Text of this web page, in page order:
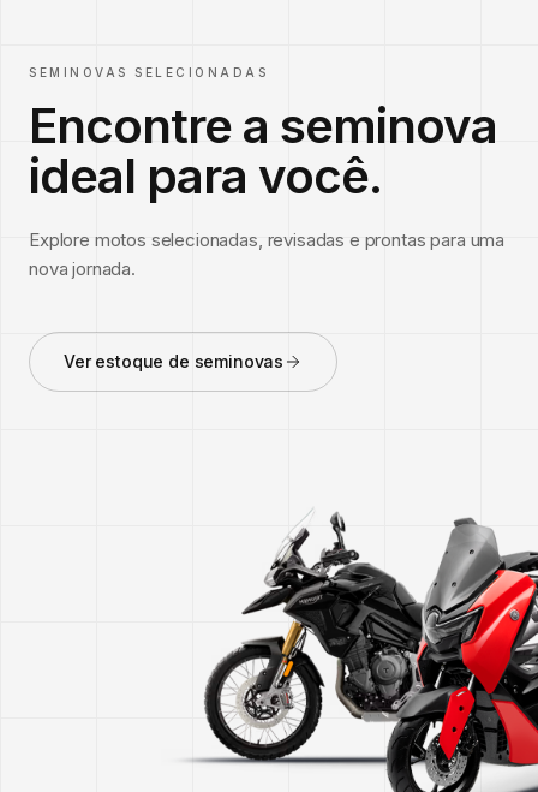
SEMINOVAS SELECIONADAS
Encontre a seminova
ideal para você.
Explore motos selecionadas, revisadas e prontas para uma
nova jornada.
Ver estoque de seminovas